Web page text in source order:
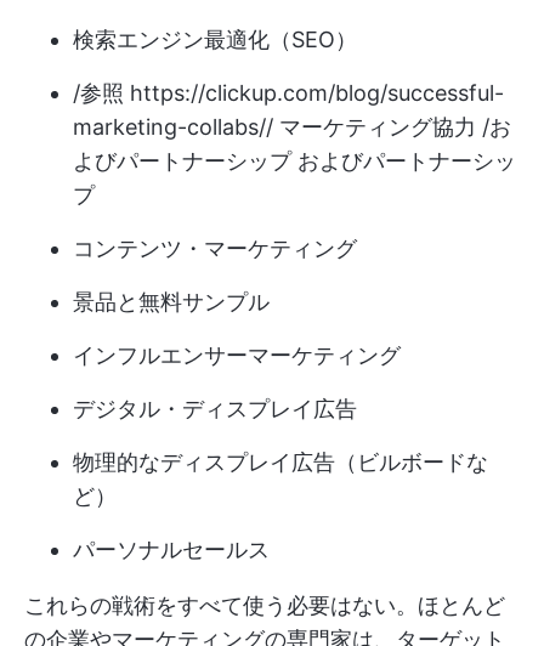
検索エンジン最適化（SEO）
/参照 https://clickup.com/blog/successful-
marketing-collabs// マーケティング協力 /お
よびパートナーシップ およびパートナーシッ
プ
コンテンツ・マーケティング
景品と無料サンプル
インフルエンサーマーケティング
デジタル・ディスプレイ広告
物理的なディスプレイ広告（ビルボードな
ど）
パーソナルセールス
これらの戦術をすべて使う必要はない。ほとんど
の企業やマーケティングの専門家は、ターゲット